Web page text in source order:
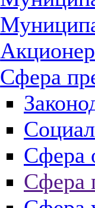
Сфера
Сфера
Сфера